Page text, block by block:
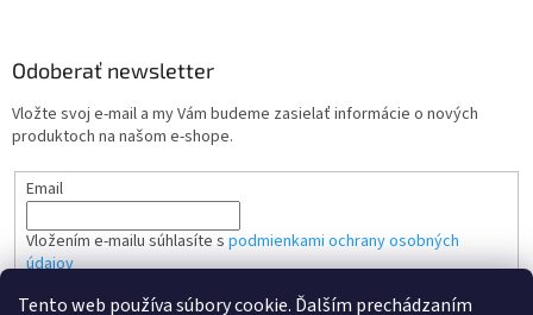
Tento web používa súbory cookie. Ďalším prechádzaním
Odoberať newsletter
Vložte svoj e-mail a my Vám budeme zasielať informácie o nových
produktoch na našom e-shope.
Email
Vložením e-mailu súhlasíte s podmienkami ochrany osobných
údajov